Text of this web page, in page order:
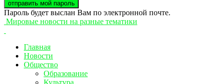
Пароль будет выслан Вам по электронной почте.
Мировые новости на разные тематики
Главная
Новости
Общество
Образование
Культура